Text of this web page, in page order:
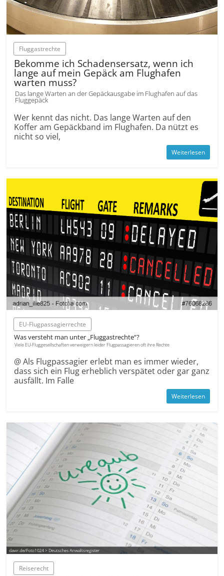
Fluggastrechte
Bekomme ich Schadensersatz, wenn ich
lange auf mein Gepäck am Flughafen
warten muss?
Das lange Warten an der Gepäckausgabe im Flughafen auf das
Fluggepäck
Wer kennt das nicht. Das lange Warten auf den
Koffer am Gepäckband im Flughafen. Da nützt es
nicht so viel,
Weiterlesen
EU-Flugpassagierrechte
Was versteht man unter „Fluggastrechte“?
Viele EU-Fluggesellschaften verweigern leider Flugpassagieren oft ihre Rechte
@ Als Flugpassagier erlebt man es immer wieder,
dass sich ein Flug erheblich verspätet oder gar ganz
ausfällt. Im Falle
Weiterlesen
Reiserecht